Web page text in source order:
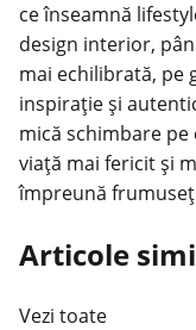
ce înseamnă
design interior,
mai echilibrată, pe
inspirație și
mică schimbare
viață mai fericit și
împreună
Articole
Vezi toate